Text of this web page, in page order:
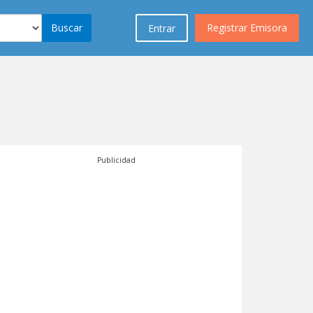
Registrar Emisora
Entrar
Buscar
Publicidad